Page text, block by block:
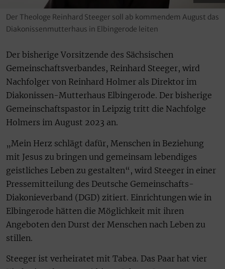
Der Theologe Reinhard Steeger soll ab kommendem August das
Diakonissenmutterhaus in Elbingerode leiten
Der bisherige Vorsitzende des Sächsischen
Gemeinschaftsverbandes, Reinhard Steeger, wird
Nachfolger von Reinhard Holmer als Direktor im
Diakonissen-Mutterhaus Elbingerode. Der bisherige
Gemeinschaftspastor in Leipzig tritt die Nachfolge
Holmers im August 2023 an.
„Mein Herz schlägt dafür, Menschen in Beziehung
mit Jesus zu bringen und gemeinsam lebendiges
geistliches Leben zu gestalten“, wird Steeger in einer
Pressemitteilung des Deutsche Gemeinschafts-
Diakonieverband (DGD) zitiert. Einrichtungen wie in
Elbingerode hätten die Möglichkeit mit ihren
Angeboten den Durst der Menschen nach Leben zu
stillen.
Steeger ist verheiratet mit Tabea. Das Paar hat vier